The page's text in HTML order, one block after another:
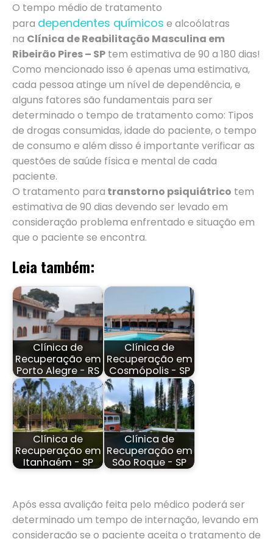
O tempo médio de tratamento
para dependentes químicos e alcoólatras
na Clínica de Reabilitação Masculina em
Ribeirão Pires – SP tem estimativa de 90 a 180 dias!
Como mencionado isso é apenas uma estimativa,
cada pessoa atinge um nível de dependência, e
alguns fatores são fundamentais para ser
determinado o tempo de tratamento como: Tipos
de drogas consumidas, idade do paciente, o tempo
de consumo e além disso é importante verificar as
questões de saúde física e mental de cada
paciente.
O tratamento para transtorno psiquiátrico tem
estimativa de 90 dias devendo ser levado em
consideração problema enfrentado e situação em
que o paciente se encontra.
Leia também:
Clínica de
Recuperação em
Porto Alegre - RS
Clínica de
Recuperação em
Cosmópolis - SP
Clínica de
Recuperação em
Itanhaém - SP
Clínica de
Recuperação em
São Roque - SP
Após essa avalição feita pelo médico poderá ser
determinado um tempo de internação, levando em
consideração se o paciente aceita o tratamento de